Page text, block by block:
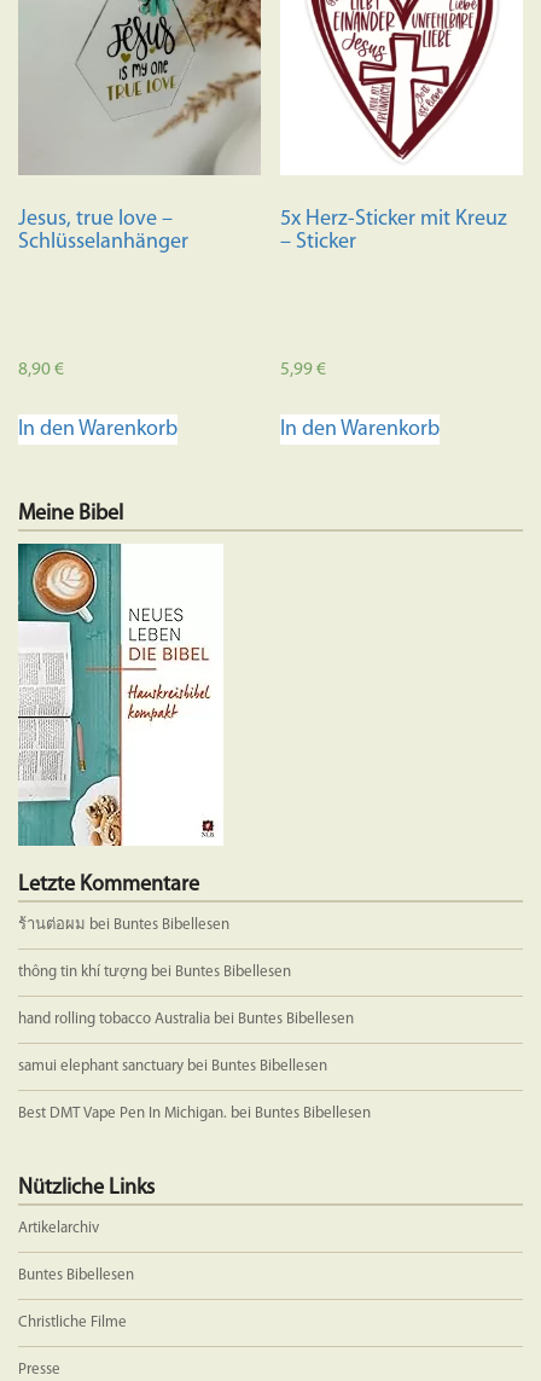
Jesus, true love –
Schlüsselanhänger
8,90€
In den Warenkorb
5x Herz-Sticker mit Kreuz
– Sticker
5,99€
In den Warenkorb
Meine Bibel
Letzte Kommentare
ร้านต่อผม bei Buntes Bibellesen
thông tin khí tượng bei Buntes Bibellesen
hand rolling tobacco Australia bei Buntes Bibellesen
samui elephant sanctuary bei Buntes Bibellesen
Best DMT Vape Pen In Michigan. bei Buntes Bibellesen
Nützliche Links
Artikelarchiv
Buntes Bibellesen
Christliche Filme
Presse